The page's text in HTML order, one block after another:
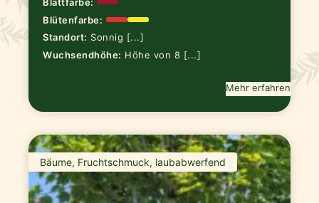
Blütenfarbe:
Standort: Sonnig [...]
Wuchsendhöhe: Höhe von 8 [...]
Mehr erfahren
Bäume, Fruchtschmuck, laubabwerfend